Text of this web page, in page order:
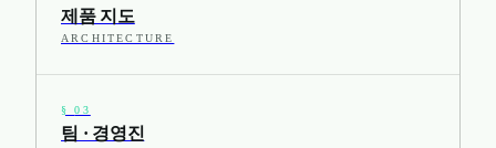
제품 지도
ARCHITECTURE
§03
팀 · 경영진